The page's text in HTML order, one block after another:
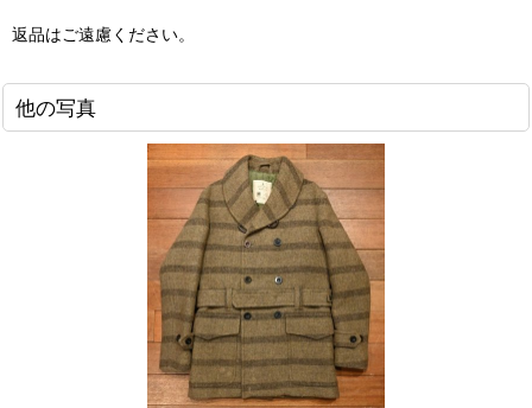
返品はご遠慮ください。
他の写真